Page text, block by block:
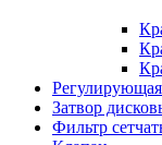
Затвор
Фильтр